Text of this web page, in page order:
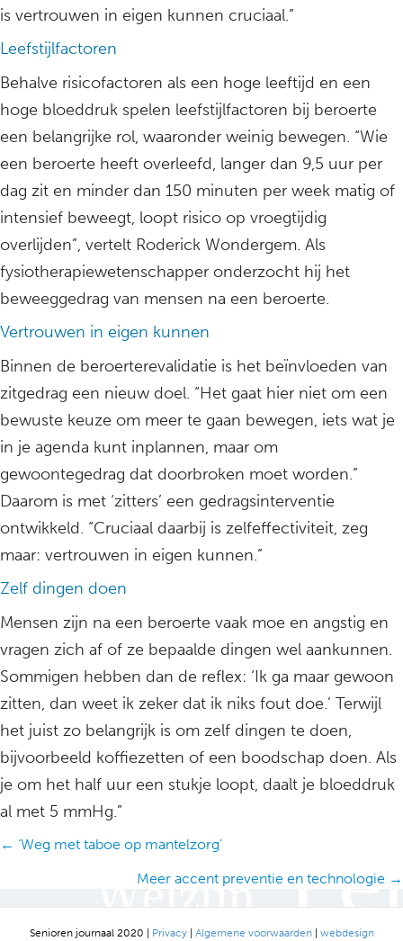
is vertrouwen in eigen kunnen cruciaal.”
Leefstijlfactoren
Behalve risicofactoren als een hoge leeftijd en een
hoge bloeddruk spelen leefstijlfactoren bij beroerte
een belangrijke rol, waaronder weinig bewegen. “Wie
een beroerte heeft overleefd, langer dan 9,5 uur per
dag zit en minder dan 150 minuten per week matig of
intensief beweegt, loopt risico op vroegtijdig
overlijden”, vertelt Roderick Wondergem. Als
fysiotherapiewetenschapper onderzocht hij het
beweeggedrag van mensen na een beroerte.
Vertrouwen in eigen kunnen
Binnen de beroerterevalidatie is het beïnvloeden van
zitgedrag een nieuw doel. “Het gaat hier niet om een
bewuste keuze om meer te gaan bewegen, iets wat je
in je agenda kunt inplannen, maar om
gewoontegedrag dat doorbroken moet worden.”
Daarom is met ‘zitters’ een gedragsinterventie
ontwikkeld. “Cruciaal daarbij is zelfeffectiviteit, zeg
maar: vertrouwen in eigen kunnen.”
Zelf dingen doen
Mensen zijn na een beroerte vaak moe en angstig en
vragen zich af of ze bepaalde dingen wel aankunnen.
Sommigen hebben dan de reflex: ‘Ik ga maar gewoon
zitten, dan weet ik zeker dat ik niks fout doe.’ Terwijl
het juist zo belangrijk is om zelf dingen te doen,
bijvoorbeeld koffiezetten of een boodschap doen. Als
je om het half uur een stukje loopt, daalt je bloeddruk
al met 5 mmHg.”
Posts
← ‘Weg met taboe op mantelzorg’
Meer accent preventie en technologie →
Senioren journaal 2020 | Privacy| Algemene voorwaarden| webdesign